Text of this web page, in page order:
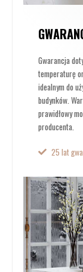
Gwarancja
temperaturę
idealnym do
budynków.
prawidłowy
producenta.
25 lat